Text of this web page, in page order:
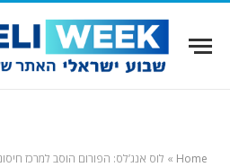
Home
» לוס אנג’לס: הפורום הוסב למרכז